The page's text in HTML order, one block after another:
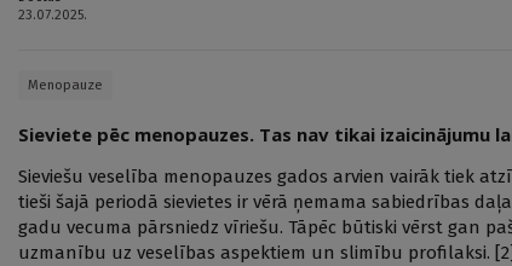
23.07.2025.
Menopauze
Sieviete pēc menopauzes. Tas nav tikai izaicinājumu
Sieviešu veselība menopauzes gados arvien vairāk tiek
tieši šajā periodā sievietes ir vērā ņemama sabiedrības
gadu vecuma pārsniedz vīriešu. Tāpēc būtiski vērst gan
uzmanību uz veselības aspektiem un slimību profilaksi.